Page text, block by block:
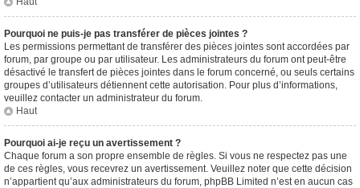
Pourquoi ne puis-je pas transférer de pièces jointes ?
Les permissions permettant de transférer des pièces jointes sont accordées par
forum, par groupe ou par utilisateur. Les administrateurs du forum ont peut-être
désactivé le transfert de pièces jointes dans le forum concerné, ou seuls certains
groupes d’utilisateurs détiennent cette autorisation. Pour plus d’informations,
veuillez contacter un administrateur du forum.
Haut
Pourquoi ai-je reçu un avertissement ?
Chaque forum a son propre ensemble de règles. Si vous ne respectez pas une
de ces règles, vous recevrez un avertissement. Veuillez noter que cette décision
n’appartient qu’aux administrateurs du forum, phpBB Limited n’est en aucun cas